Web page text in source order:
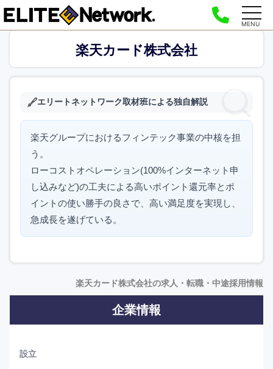
MENU
楽天カード株式会社
エリートネットワーク取材班による独自解説
楽天グループにおけるフィンテック事業の中核を担
う。
ローコストオペレーション(100%インターネット申
し込みなど)の工夫による高いポイント還元率とポ
イントの使い勝手の良さで、高い満足度を実現し、
急成長を遂げている。
楽天カード株式会社の求人・転職・中途採用情報
企業情報
設立